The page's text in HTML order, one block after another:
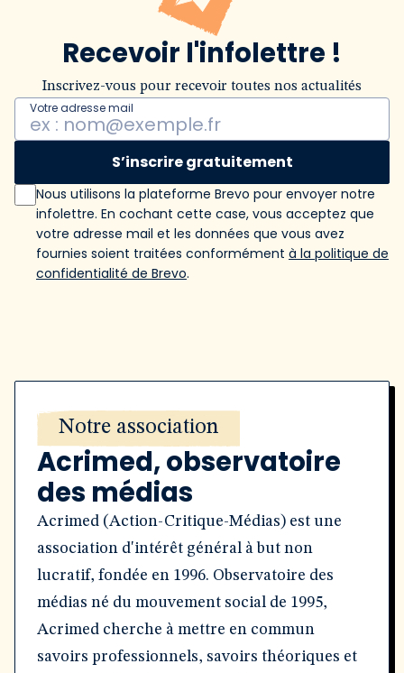
Recevoir l'infolettre !
Inscrivez-vous pour recevoir toutes nos actualités
Votre adresse mail
S’inscrire gratuitement
Nous utilisons la plateforme Brevo pour envoyer notre
infolettre. En cochant cette case, vous acceptez que
votre adresse mail et les données que vous avez
fournies soient traitées conformément à la politique de
confidentialité de Brevo.
Notre association
Acrimed, observatoire
des médias
Acrimed (Action-Critique-Médias) est une
association d'intérêt général à but non
lucratif, fondée en 1996. Observatoire des
médias né du mouvement social de 1995,
Acrimed cherche à mettre en commun
savoirs professionnels, savoirs théoriques et